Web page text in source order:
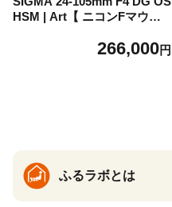
HSM | Art【 ニコンFマウン
266,000円
ふるラボとは